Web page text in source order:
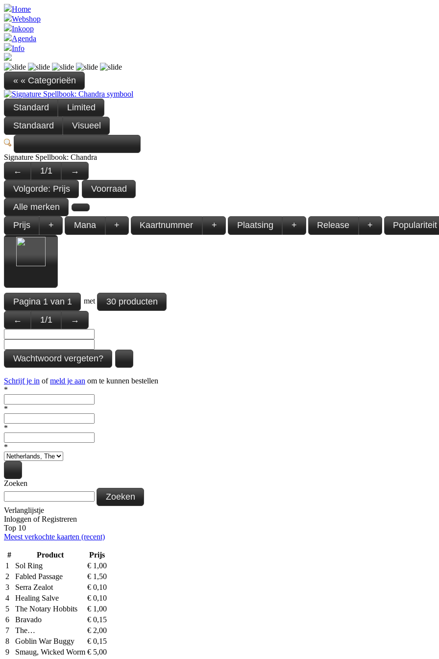
Home
Webshop
Inkoop
Agenda
Info
« « Categorieën
Standard
Limited
Standaard
Visueel
Signature Spellbook: Chandra
← 1/1
→
Volgorde: Prijs
Voorraad
Alle merken
Prijs
+ Mana + Kaartnummer + Plaatsing + Release + Populariteit
Pagina1van1 met
30 producten
←
1/1 →
Wachtwoord vergeten?
Schrijf je in ofmeld je aan om te kunnen bestellen
*
*
*
*
Zoeken
Zoeken
Verlanglijstje
Inloggen ofRegistreren
Top 10
Meest verkochte kaarten (recent)
# Product
Prijs
1
Sol Ring € 1,00
2
Fabled Passage € 1,50
3
Serra Zealot € 0,10
4
Healing Salve € 0,10
5
The Notary Hobbits € 1,00
6
Bravado € 0,15
7
The… € 2,00
8
Goblin War Buggy € 0,15
9
Smaug, Wicked Worm € 5,00